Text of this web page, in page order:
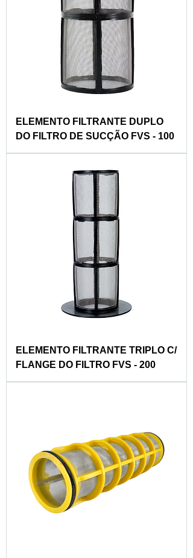
ELEMENTO FILTRANTE DUPLO
DO FILTRO DE SUCÇÃO FVS - 100
ELEMENTO FILTRANTE TRIPLO C/
FLANGE DO FILTRO FVS - 200